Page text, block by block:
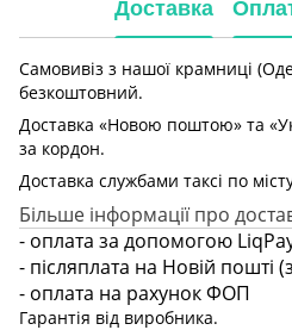
Доставка
Самовивіз з нашої крамниці
безкоштовний.
Доставка «Новою поштою» та
за кордон.
Доставка службами таксі по
Більше інформації про
- оплата за допомогою
- післяплата на Новій пошті
- оплата на рахунок ФОП
Гарантія від виробника.